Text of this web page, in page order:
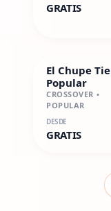
GRATIS
El Chupe
Popular
CROSSOVER •
POPULAR
DESDE
GRATIS